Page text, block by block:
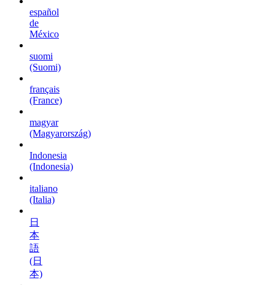
español
de
México
suomi
(Suomi)
français
(France)
magyar
(Magyarország)
Indonesia
(Indonesia)
italiano
(Italia)
日
本
語
(日
本)